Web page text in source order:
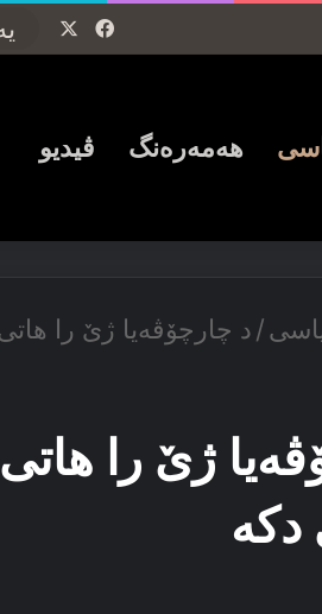
Facebook
ھەمەرەنگ ڤیدیو
/د چارچۆڤەیا ژێ را
ژێ را
دكە